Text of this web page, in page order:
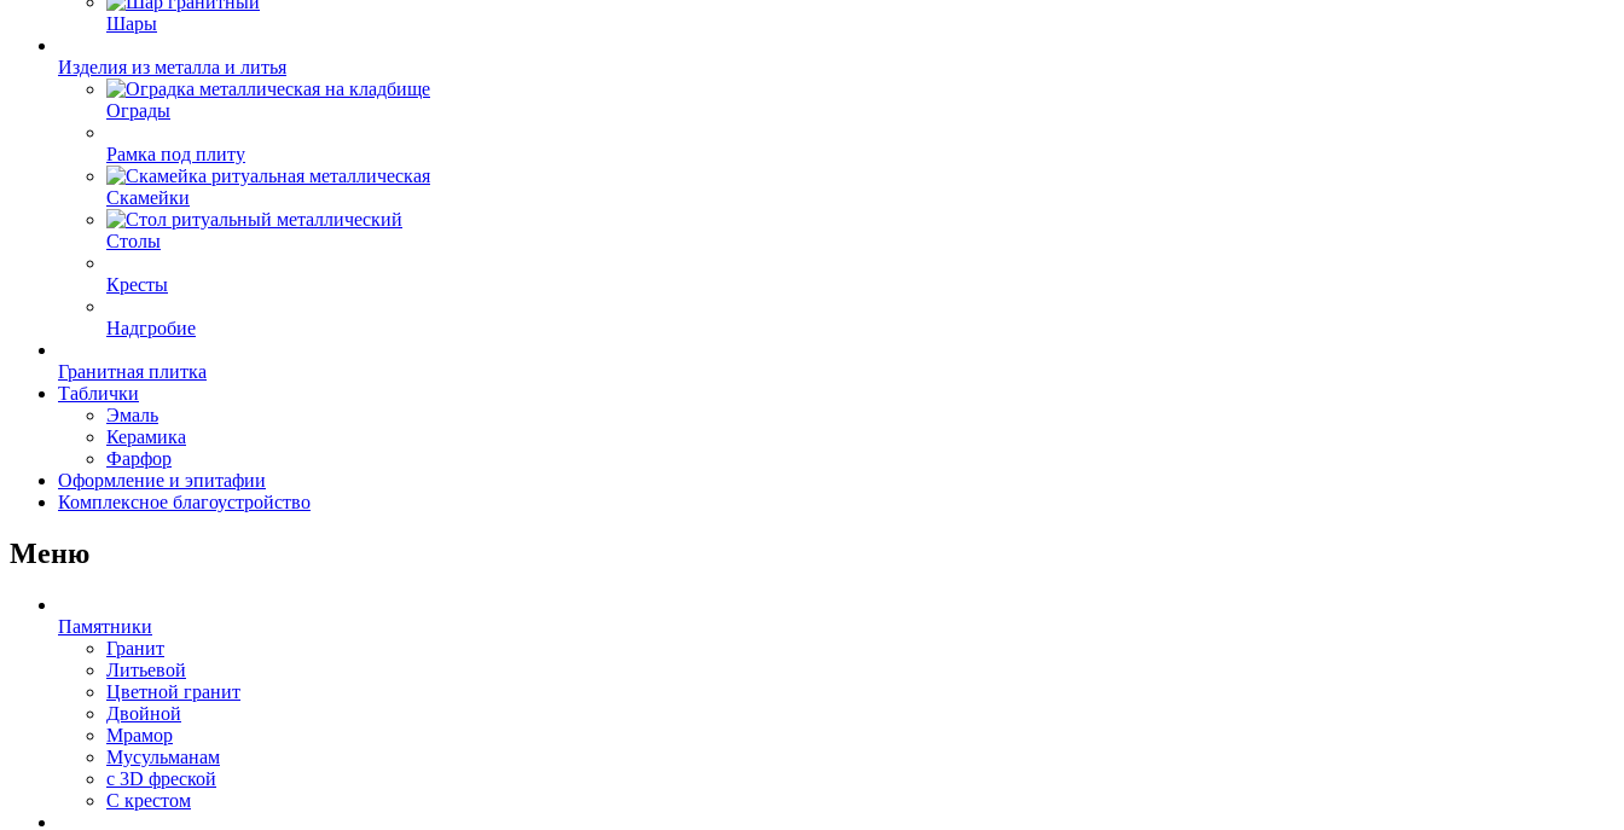
Шары
Изделия из металла и литья
Ограды
Рамка под плиту
Скамейки
Столы
Кресты
Надгробие
Гранитная плитка
Таблички
Эмаль
Керамика
Фарфор
Оформление и эпитафии
Комплексное благоустройство
Меню
Памятники
Гранит
Литьевой
Цветной гранит
Двойной
Мрамор
Мусульманам
с 3D фреской
С крестом